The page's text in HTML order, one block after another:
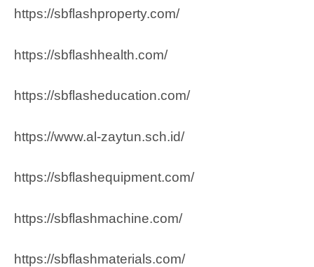
https://sbflashproperty.com/
https://sbflashhealth.com/
https://sbflasheducation.com/
https://www.al-zaytun.sch.id/
https://sbflashequipment.com/
https://sbflashmachine.com/
https://sbflashmaterials.com/